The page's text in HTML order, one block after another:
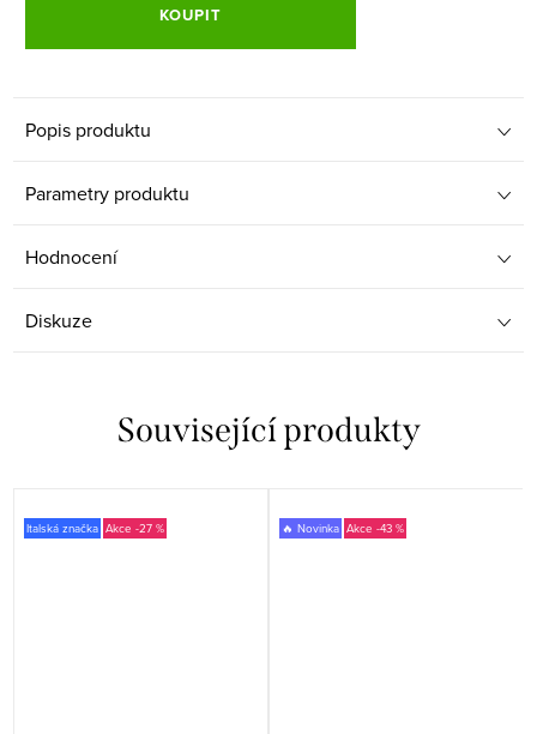
KOUPIT
Popis produktu
Parametry produktu
Hodnocení
Diskuze
Související produkty
Italská značka -27 % 🔥 Novinka -43 %